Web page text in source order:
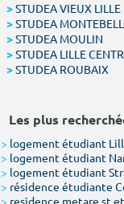
>STUDEA VIEUX LILLE
>STUDEA
>STUDEA MOULIN
>STUDEA LILLE
>STUDEA ROUBAIX
Les plus
> logement étudiant
> logement étudiant
> logement étudiant
> résidence étudiante
> residence metare st